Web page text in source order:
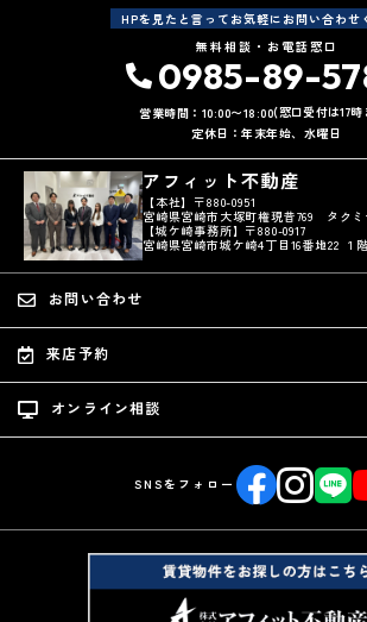
HPを見たと言ってお気軽にお問い合わせ
無料相談・お電話窓口
0985-89-
営業時間：10:00〜18:00(窓口受付は17時
定休日：年末年始、水曜日
アフィット不動産
【本社】〒880-0951
宮崎県宮崎市大塚町権現昔769 タク
【城ケ崎事務所】〒880-0917
宮崎県宮崎市城ケ崎4丁目16番地22 １
お問い合わせ
来店予約
オンライン相談
SNSをフォロー